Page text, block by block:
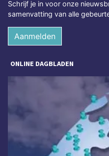
Schrijf je in voor onze
samenvatting van alle
Aanmelden
ONLINE DAGBLADEN